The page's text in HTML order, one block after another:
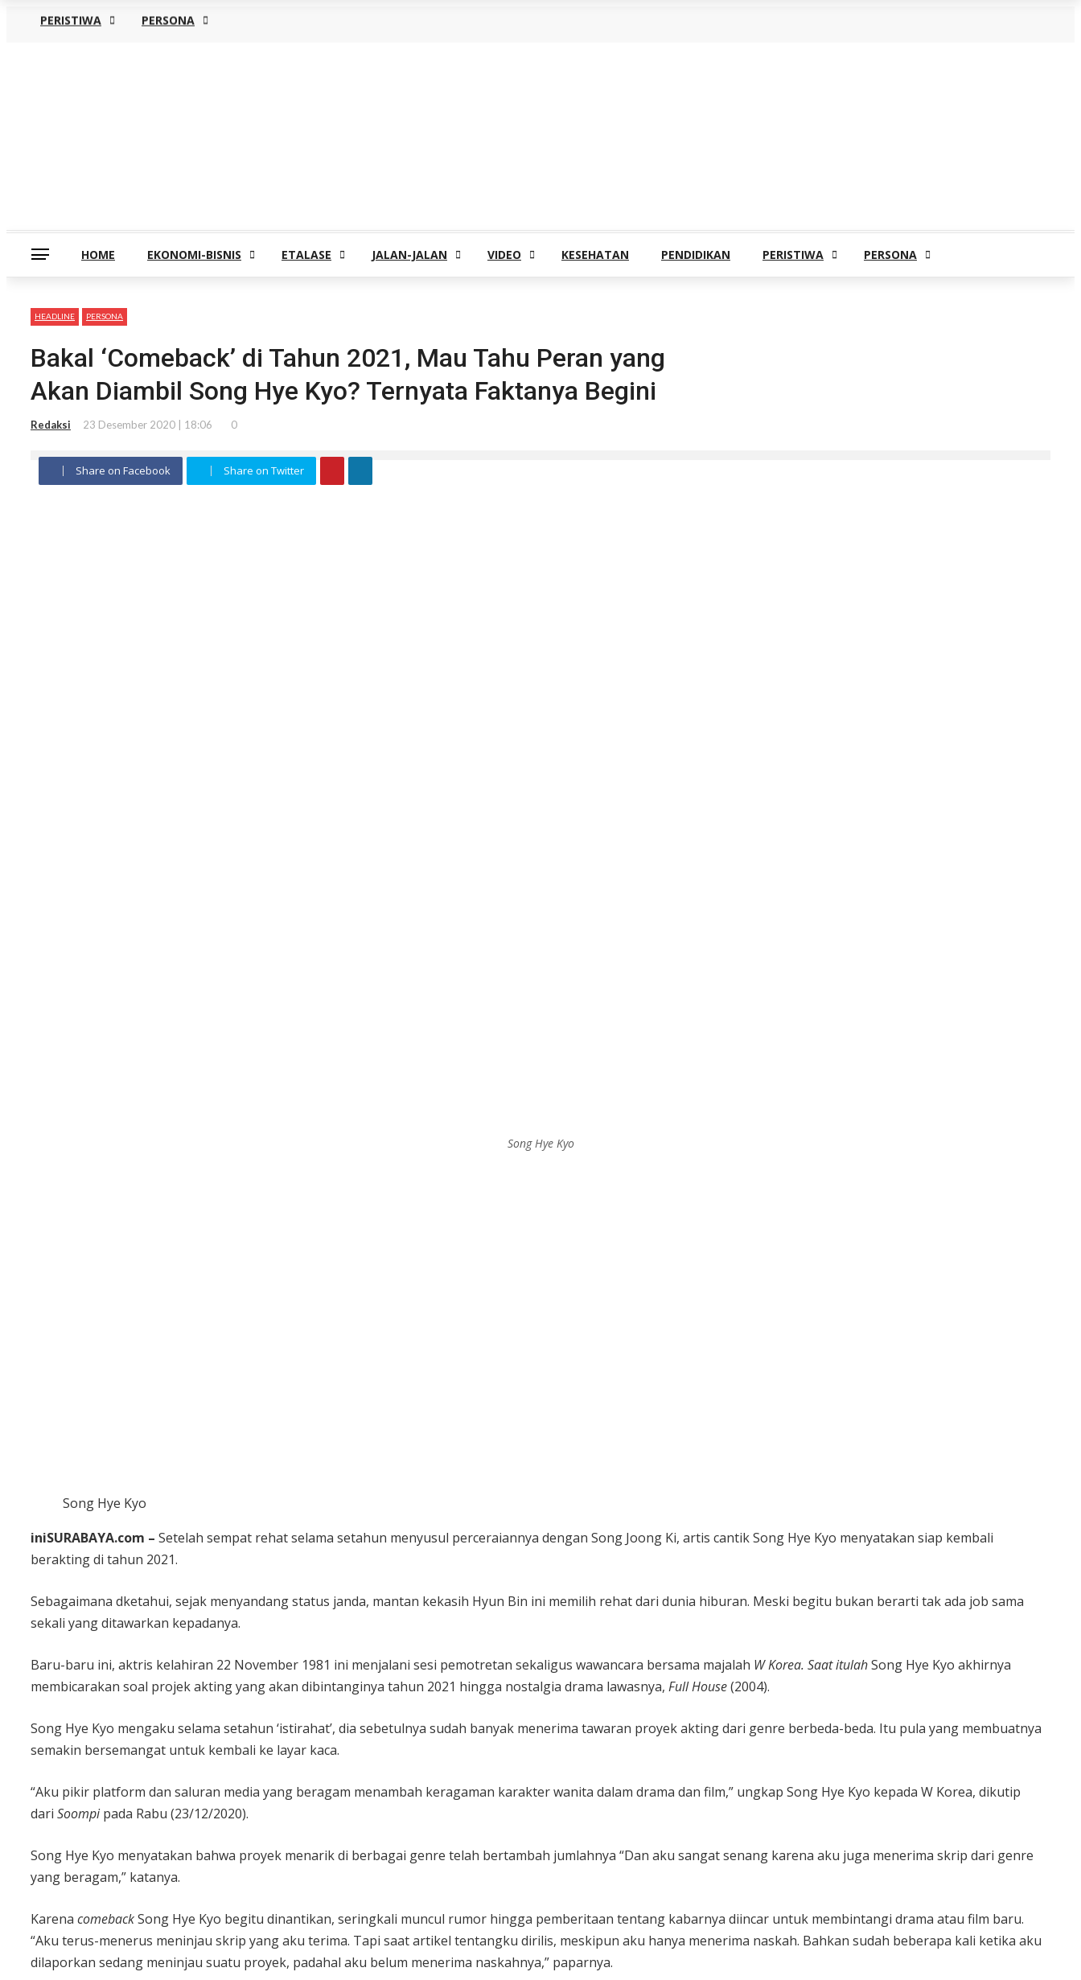
HOME EKONOMI-BISNIS ETALASE JALAN-JALAN VIDEO KESEHATAN PENDIDIKAN PERISTIWA PERSONA
PERISTIWA PERSONA
HEADLINE PERSONA
Bakal ‘Comeback’ di Tahun 2021, Mau Tahu Peran yang
Akan Diambil Song Hye Kyo? Ternyata Faktanya Begini
Redaksi 23 Desember 2020 | 18:06 0
Share on Facebook Share on Twitter
Song Hye Kyo
Song Hye Kyo
iniSURABAYA.com – Setelah sempat rehat selama setahun menyusul perceraiannya dengan Song Joong Ki, artis cantik Song Hye Kyo menyatakan siap kembali
berakting di tahun 2021.
Sebagaimana dketahui, sejak menyandang status janda, mantan kekasih Hyun Bin ini memilih rehat dari dunia hiburan. Meski begitu bukan berarti tak ada job sama
sekali yang ditawarkan kepadanya.
Baru-baru ini, aktris kelahiran 22 November 1981 ini menjalani sesi pemotretan sekaligus wawancara bersama majalah W Korea. Saat itulahSong Hye Kyo akhirnya
membicarakan soal projek akting yang akan dibintanginya tahun 2021 hingga nostalgia drama lawasnya, Full House(2004).
Song Hye Kyo mengaku selama setahun ‘istirahat’, dia sebetulnya sudah banyak menerima tawaran proyek akting dari genre berbeda-beda. Itu pula yang membuatnya
semakin bersemangat untuk kembali ke layar kaca.
“Aku pikir platform dan saluran media yang beragam menambah keragaman karakter wanita dalam drama dan film,” ungkap Song Hye Kyo kepada W Korea, dikutip
dari Soompipada Rabu (23/12/2020).
Song Hye Kyo menyatakan bahwa proyek menarik di berbagai genre telah bertambah jumlahnya “Dan aku sangat senang karena aku juga menerima skrip dari genre
yang beragam,” katanya.
Karena comebackSong Hye Kyo begitu dinantikan, seringkali muncul rumor hingga pemberitaan tentang kabarnya diincar untuk membintangi drama atau film baru.
“Aku terus-menerus meninjau skrip yang aku terima. Tapi saat artikel tentangku dirilis, meskipun aku hanya menerima naskah. Bahkan sudah beberapa kali ketika aku
dilaporkan sedang meninjau suatu proyek, padahal aku belum menerima naskahnya,” paparnya.